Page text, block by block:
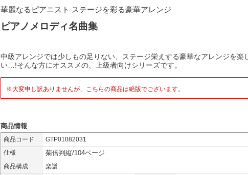
華麗なるピアニスト ステージを彩る豪華アレンジ
ピアノメロディ名曲集
中級アレンジでは少しもの足りない、ステージ栄えする豪華なアレンジを楽
い…!そんな方にオススメの、上級者向けシリーズです。
※大変申し訳ありませんが、こちらの商品は絶版でございます。
商品情報
商品コード
GTP01082031
仕様
菊倍判縦/104ページ
商品構成
楽譜